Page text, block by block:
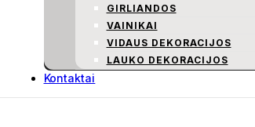
GIRLIANDOS
VAINIKAI
VIDAUS DEKORACIJOS
LAUKO DEKORACIJOS
Kontaktai